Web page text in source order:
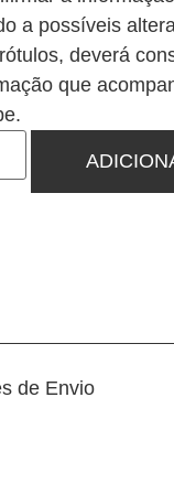
a possíveis
deverá
que
de Envio